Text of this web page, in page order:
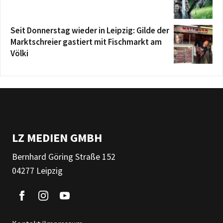
Seit Donnerstag wieder in Leipzig: Gilde der
Marktschreier gastiert mit Fischmarkt am
Völki
LZ MEDIEN GMBH
Bernhard Göring Straße 152
04277 Leipzig